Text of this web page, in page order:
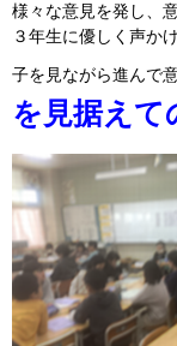
様々な意見を発し、
３年生に優しく声か
子を見ながら進んで
を見据えて